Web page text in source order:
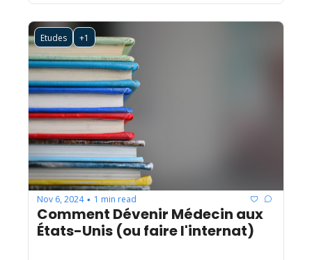
Etudes +1
Nov 6, 2024 • 1 min read
Comment Dévenir Médecin aux
États-Unis (ou faire l'internat)